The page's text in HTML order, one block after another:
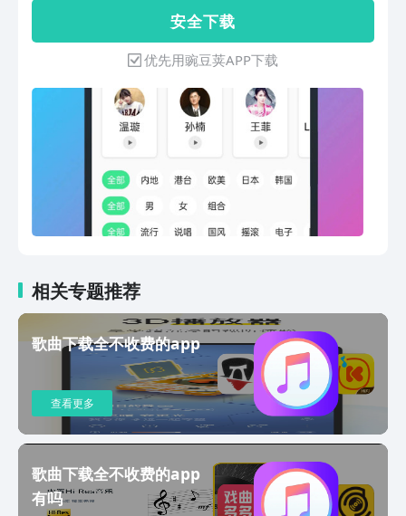
及全球音乐排行榜，至上音质，免费畅
听。我们通过无损音乐盒高解析度音乐打
造超凡音频。强大的音乐播放器带给你
24bit的至上3D立体环绕视听新体验！满
足你的不同喜好与音质的高要求。3000
千万音乐库，覆盖华语海外，内地港台等
热门新歌，让你不再歌荒！流行、网红、
滚、电台、说唱、民谣、日语、欧美、韩
语，所有歌曲应有尽有，拿起你的麦克风
跟着歌词唱歌录歌，让你随心免费畅享音
尽有，所有你喜欢的音乐尽在酷听音乐！
口碑好、高音质、曲库全、首发新歌、音
乐热点，用屏幕上的音符与故事，带给你
感受音乐的力量！提供多元化音乐库，超
4K高清音乐现场直播回放，带你声临其
境，感受音乐的魅力！高人气的音乐榜
单，新歌速递，契合各种应用场景的主题
歌单，带给你全新音乐体验，好歌可以一
起享，无论相隔多远，都能和你一起听
歌！为音乐量身打造声临其境的聆听体
验，每一首你沉浸热爱的歌曲都会记录在
这里，回头满是惊喜
安 全 下 载
优先用豌豆荚APP下载
相关专题推荐
歌曲下载全不收费的app
查看更多
歌曲下载全不收费的app
有吗